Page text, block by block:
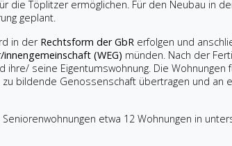
die Töplitzer ermöglichen. Für den Neubau in
geplant.
in der Rechtsform der GbR erfolgen und
(WEG) münden. Nach der
ihre/ seine Eigentumswohnung. Die Wohnungen
bildende Genossenschaft übertragen und an
etwa 12 Wohnungen in